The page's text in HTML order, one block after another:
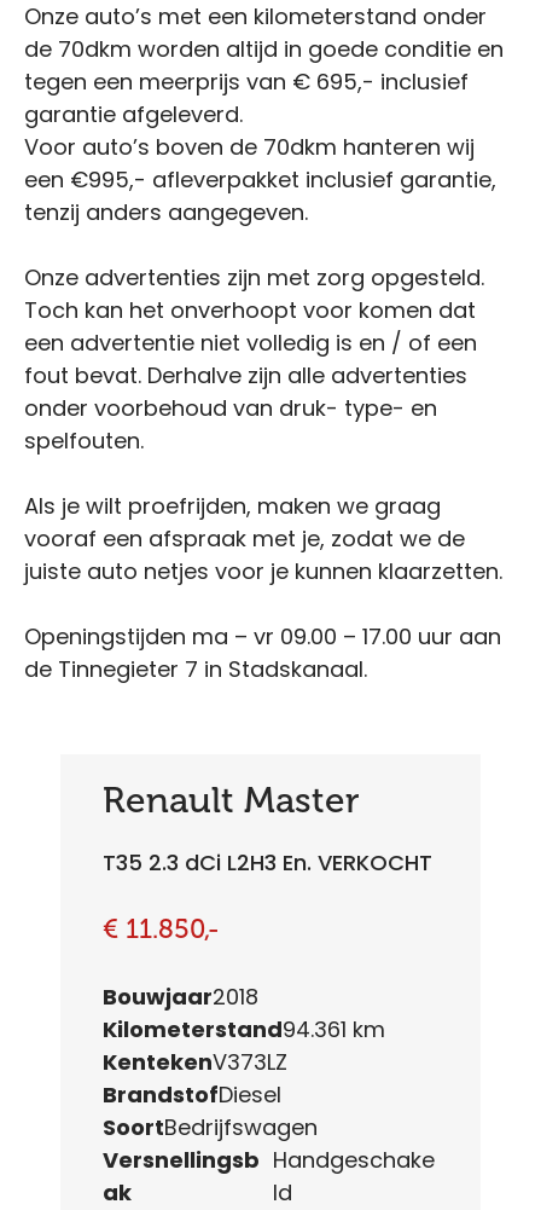
Onze auto’s met een kilometerstand onder
de 70dkm worden altijd in goede conditie en
tegen een meerprijs van € 695,- inclusief
garantie afgeleverd.
Voor auto’s boven de 70dkm hanteren wij
een €995,- afleverpakket inclusief garantie,
tenzij anders aangegeven.
Onze advertenties zijn met zorg opgesteld.
Toch kan het onverhoopt voor komen dat
een advertentie niet volledig is en / of een
fout bevat. Derhalve zijn alle advertenties
onder voorbehoud van druk- type- en
spelfouten.
Als je wilt proefrijden, maken we graag
vooraf een afspraak met je, zodat we de
juiste auto netjes voor je kunnen klaarzetten.
Openingstijden ma – vr 09.00 – 17.00 uur aan
de Tinnegieter 7 in Stadskanaal.
Renault Master
T35 2.3 dCi L2H3 En. VERKOCHT
€ 11.850,-
Bouwjaar2018
Kilometerstand94.361 km
KentekenV373LZ
BrandstofDiesel
SoortBedrijfswagen
Versnellingsb
ak
Handgeschake
ld